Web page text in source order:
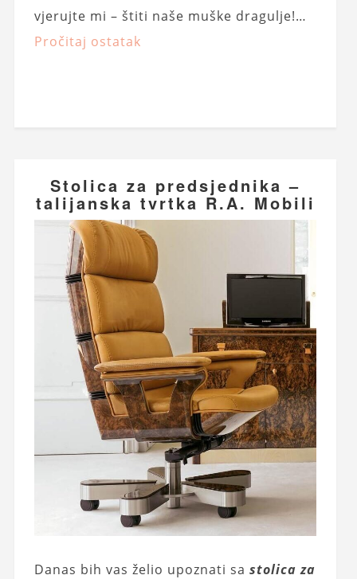
vjerujte mi – štiti naše muške dragulje!…
Pročitaj ostatak
Stolica za predsjednika –
talijanska tvrtka R.A. Mobili
Danas bih vas želio upoznati sa stolica za